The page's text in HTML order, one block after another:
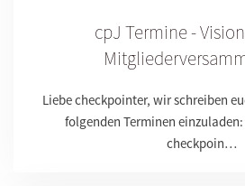
cpJ Termine -
Liebe checkpointer, wir schreiben
folgenden Terminen
checkpoin…